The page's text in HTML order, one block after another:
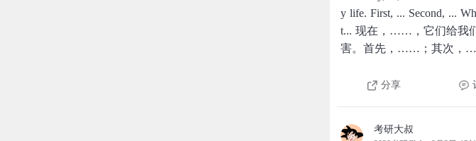
y life. First, ... Second, ...
t... 现在，……，它们给我
害。首先，……；其次，
分享
考研大叔